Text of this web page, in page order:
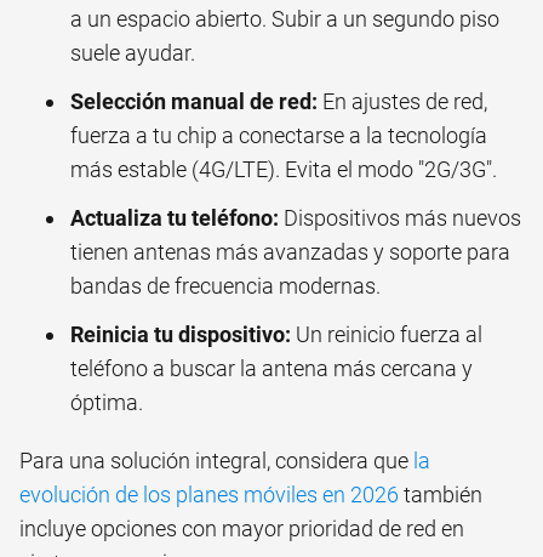
a un espacio abierto. Subir a un segundo piso
suele ayudar.
Selección manual de red: En ajustes de red,
fuerza a tu chip a conectarse a la tecnología
más estable (4G/LTE). Evita el modo "2G/3G".
Actualiza tu teléfono: Dispositivos más nuevos
tienen antenas más avanzadas y soporte para
bandas de frecuencia modernas.
Reinicia tu dispositivo: Un reinicio fuerza al
teléfono a buscar la antena más cercana y
óptima.
Para una solución integral, considera que la
evolución de los planes móviles en 2026 también
incluye opciones con mayor prioridad de red en